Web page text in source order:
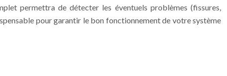
permettra de détecter les éventuels problèmes (fissures,
pour garantir le bon fonctionnement de votre système